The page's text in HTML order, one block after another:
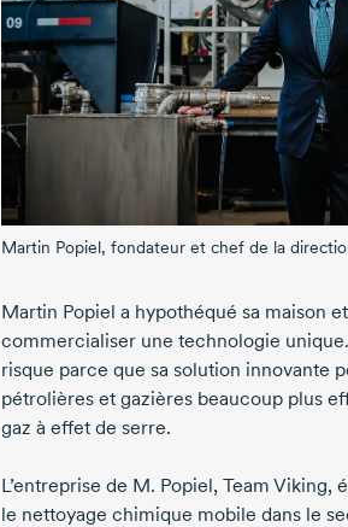
Martin Popiel, fondateur et chef de la
Martin Popiel a hypothéqué sa maison
commercialiser une technologie unique.
risque parce que sa solution innovante
pétrolières et gazières beaucoup plus
gaz à effet de serre.
L’entreprise de M. Popiel, Team Viking,
le nettoyage chimique mobile dans le